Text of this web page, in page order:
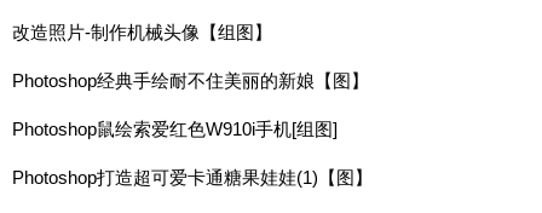
改造照片-制作机械头像【组图】
Photoshop经典手绘耐不住美丽的新娘【图】
Photoshop鼠绘索爱红色W910i手机[组图]
Photoshop打造超可爱卡通糖果娃娃(1)【图】